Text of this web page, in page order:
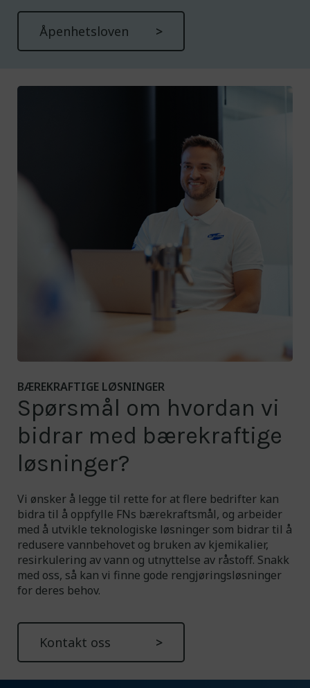
Åpenhetsloven
BÆREKRAFTIGE LØSNINGER
Spørsmål om hvordan vi
bidrar med bærekraftige
løsninger?
Vi ønsker å legge til rette for at flere bedrifter kan
bidra til å oppfylle FNs bærekraftsmål, og arbeider
med å utvikle teknologiske løsninger som bidrar til å
redusere vannbehovet og bruken av kjemikalier,
resirkulering av vann og utnyttelse av råstoff. Snakk
med oss, så kan vi finne gode rengjøringsløsninger
for deres behov.
Kontakt oss
Preferanser
nettsidene våre som gir økt funksjonalitet og
Denne gir oss muligheten til å vise deg
relevante annonser basert på din aktivitet hos
oss, blant annet kan det hende du får opp en
annonse fra oss på en nettavis eller på sosiale
Ikke tillat markedsføring